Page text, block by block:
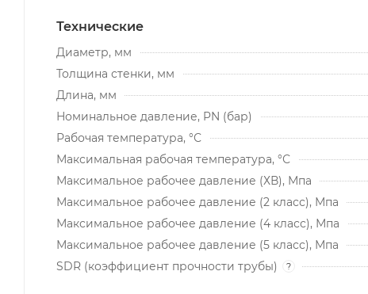
Технические
Диаметр, мм
Толщина стенки, мм
Длина, мм
Номинальное давление, PN (бар)
Рабочая температура, °С
Максимальная рабочая температура, °С
Максимальное рабочее давление (ХВ), Мпа
Максимальное рабочее давление (2 класс), Мпа
Максимальное рабочее давление (4 класс), Мпа
Максимальное рабочее давление (5 класс), Мпа
SDR (коэффициент прочности трубы)
?